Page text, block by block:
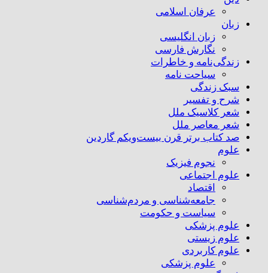
عرفان اسلامی
زبان
زبان انگلیسی
نگارش فارسی
زندگی‌نامه و خاطرات
سیاحت نامه
سبک زندگی
شرح و تفسیر
شعر کلاسیک ملل
شعر معاصر ملل
صد کتاب برتر قرن بیست‌و‌یکم گاردین
علوم
نجوم فیزیک
علوم اجتماعی
اقتصاد
جامعه‌شناسی و مردم‌شناسی
سیاست و حکومت
علوم پزشکی
علوم زیستی
علوم کاربردی
علوم پزشکی